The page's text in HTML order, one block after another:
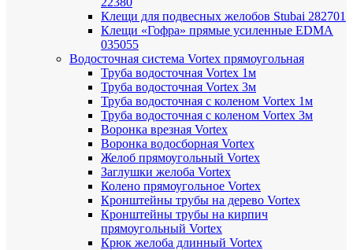
Клещи для подвесных желобов Stubai 282701
Клещи «Гофра» прямые усиленные EDMA
035055
Водосточная система Vortex прямоугольная
Труба водосточная Vortex 1м
Труба водосточная Vortex 3м
Труба водосточная с коленом Vortex 1м
Труба водосточная с коленом Vortex 3м
Воронка врезная Vortex
Воронка водосборная Vortex
Желоб прямоугольный Vortex
Заглушки желоба Vortex
Колено прямоугольное Vortex
Кронштейны трубы на дерево Vortex
Кронштейны трубы на кирпич
прямоугольный Vortex
Крюк желоба длинный Vortex